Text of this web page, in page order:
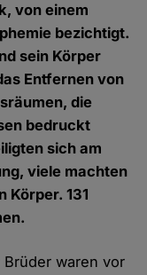
von einem
bezichtigt.
sein Körper
Entfernen von
die
bedruckt
sich am
viele machten
Körper. 131
Brüder waren vor